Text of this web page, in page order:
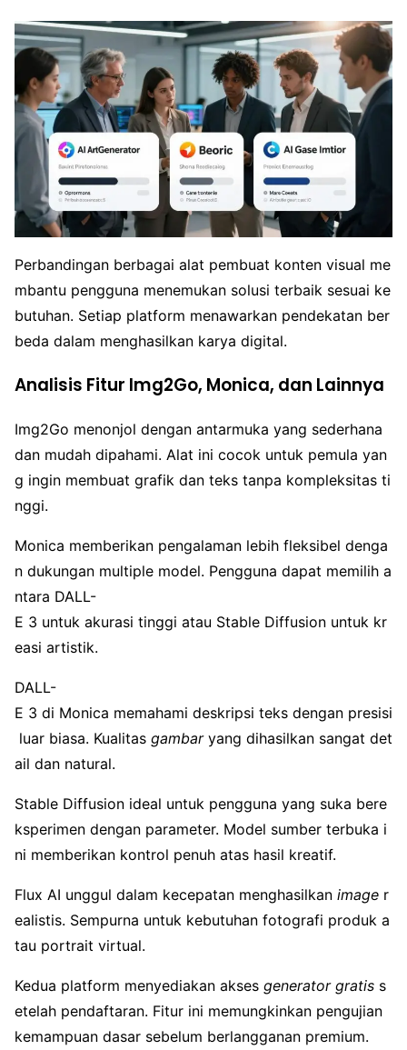
Perbandingan berbagai alat pembuat konten visual me
mbantu pengguna menemukan solusi terbaik sesuai ke
butuhan. Setiap platform menawarkan pendekatan ber
beda dalam menghasilkan karya digital.
Analisis Fitur Img2Go, Monica, dan Lainnya
Img2Go menonjol dengan antarmuka yang sederhana
dan mudah dipahami. Alat ini cocok untuk pemula yan
g ingin membuat grafik dan teks tanpa kompleksitas ti
nggi.
Monica memberikan pengalaman lebih fleksibel denga
n dukungan multiple model. Pengguna dapat memilih a
ntara DALL-
E 3 untuk akurasi tinggi atau Stable Diffusion untuk kr
easi artistik.
DALL-
E 3 di Monica memahami deskripsi teks dengan presisi
luar biasa. Kualitas gambaryang dihasilkan sangat det
ail dan natural.
Stable Diffusion ideal untuk pengguna yang suka bere
ksperimen dengan parameter. Model sumber terbuka i
ni memberikan kontrol penuh atas hasil kreatif.
Flux AI unggul dalam kecepatan menghasilkan image r
ealistis. Sempurna untuk kebutuhan fotografi produk a
tau portrait virtual.
Kedua platform menyediakan akses generator gratis s
etelah pendaftaran. Fitur ini memungkinkan pengujian
kemampuan dasar sebelum berlangganan premium.